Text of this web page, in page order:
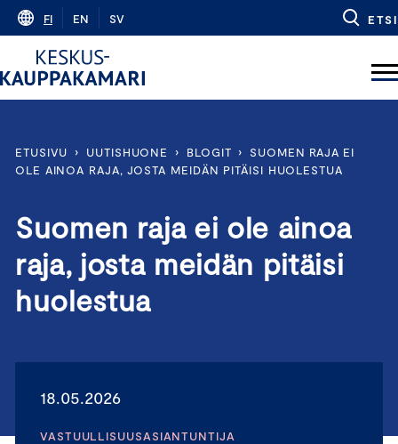
Skip
content
FI EN SV ETSI
ETUSIVU › UUTISHUONE › BLOGIT ›
SUOMEN RAJA EI
OLE AINOA RAJA, JOSTA MEIDÄN PITÄISI HUOLESTUA
Suomen raja ei ole ainoa
raja, josta meidän pitäisi
huolestua
18.05.2026
VASTUULLISUUSASIANTUNTIJA